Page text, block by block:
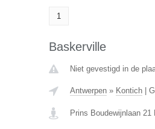
1
Baskerville
Niet gevestigd in de
Antwerpen» Kontich|
Prins Boudewijnlaan 21